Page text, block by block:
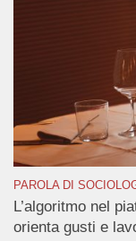
PAROLA DI
L’algoritmo nel
orienta gusti e